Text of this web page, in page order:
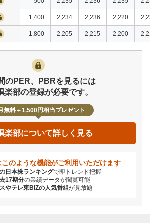
1,400 2,234 2,236 2,220
1,800 2,205 2,215 2,200
のPER、PBRを見るには
楽部の登録が必要です。
無料＋1,500円相当プレゼント
楽部について詳しく見る
のような機能がご利用いただけます
日本株ランキングで即トレンド把握
17期分の業績データが閲覧可能
やテレ東BIZの人気番組が見放題